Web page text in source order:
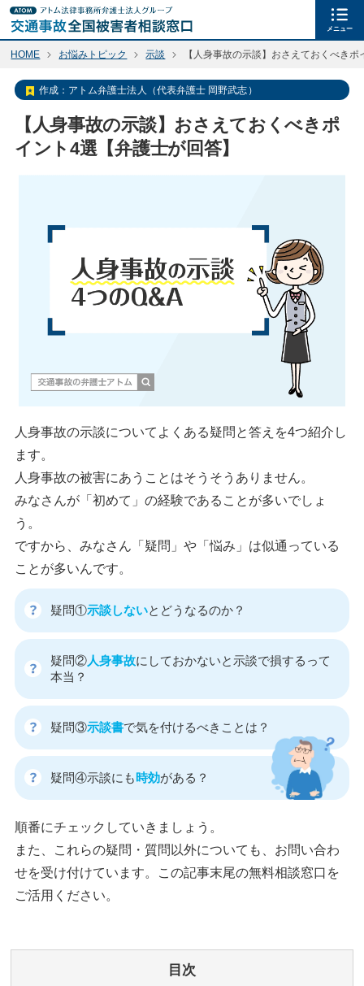
メニュー
HOME お悩みトピック 示談 【人身事故の示談】おさえておくべき
作成：アトム弁護士法人（代表弁護士 岡野武志）
【人身事故の示談】おさえておくべきポ
イント4選【弁護士が回答】
人身事故の示談についてよくある疑問と答えを4つ紹介し
ます。
人身事故の被害にあうことはそうそうありません。
みなさんが「初めて」の経験であることが多いでしょ
う。
ですから、みなさん「疑問」や「悩み」は似通っている
ことが多いんです。
疑問①示談しないとどうなるのか？
疑問②人身事故にしておかないと示談で損するって
本当？
疑問③示談書で気を付けるべきことは？
疑問④示談にも時効がある？
順番にチェックしていきましょう。
また、これらの疑問・質問以外についても、お問い合わ
せを受け付けています。この記事末尾の無料相談窓口を
ご活用ください。
目次